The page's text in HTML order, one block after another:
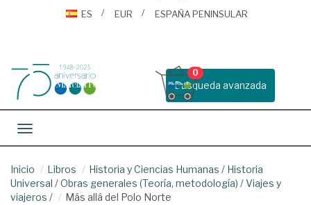
ES
EUR ESPAÑA PENINSULAR
Busqueda avanzada
0
Toggle navigation
Inicio Libros Historia y Ciencias Humanas / Historia
Universal /Obras generales (Teoría, metodología) /Viajes y
viajeros / Más allá del Polo Norte